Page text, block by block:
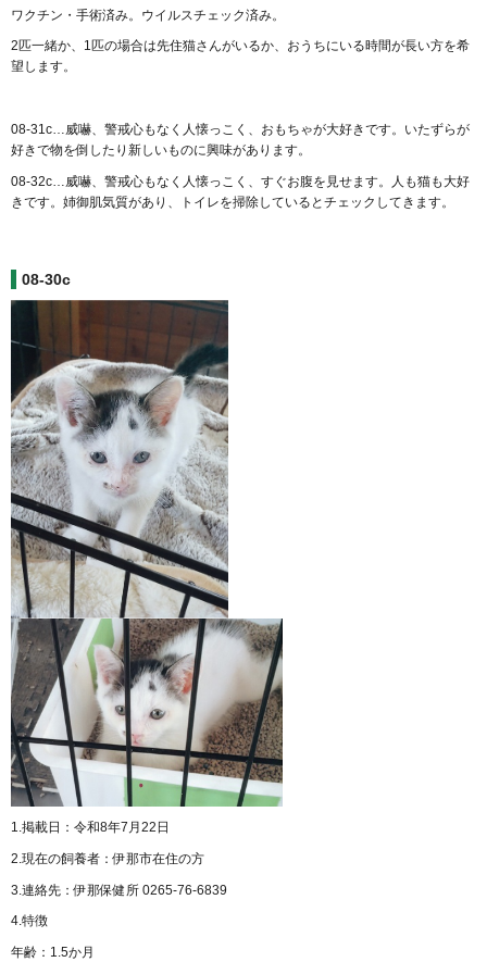
ワクチン・手術済み。ウイルスチェック済み。
2匹一緒か、1匹の場合は先住猫さんがいるか、おうちにいる時間が長い方を希
望します。
08-31c…威嚇、警戒心もなく人懐っこく、おもちゃが大好きです。いたずらが
好きで物を倒したり新しいものに興味があります。
08-32c…威嚇、警戒心もなく人懐っこく、すぐお腹を見せます。人も猫も大好
きです。姉御肌気質があり、トイレを掃除しているとチェックしてきます。
08-30c
1.掲載日：令和8年7月22日
2.現在の飼養者：伊那市在住の方
3.連絡先：伊那保健所 0265-76-6839
4.特徴
年齢：1.5か月